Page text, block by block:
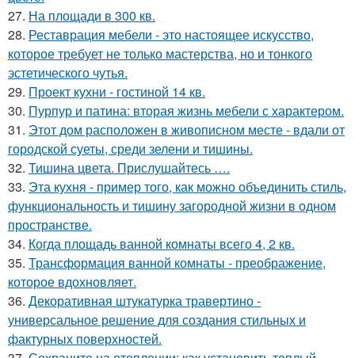
27. На площади в 300 кв.
28. Реставрация мебели - это настоящее искусство,
которое требует не только мастерства, но и тонкого
эстетического чутья.
29. Проект кухни - гостиной 14 кв.
30. Пурпур и патина: вторая жизнь мебели с характером.
31. Этот дом расположен в живописном месте - вдали от
городской суеты, среди зелени и тишины.
32. Тишина цвета. Прислушайтесь ….
33. Эта кухня - пример того, как можно объединить стиль,
функциональность и тишину загородной жизни в одном
пространстве.
34. Когда площадь ванной комнаты всего 4, 2 кв.
35. Трансформация ванной комнаты - преображение,
которое вдохновляет.
36. Декоративная штукатурка травертино -
универсальное решение для создания стильных и
фактурных поверхностей.